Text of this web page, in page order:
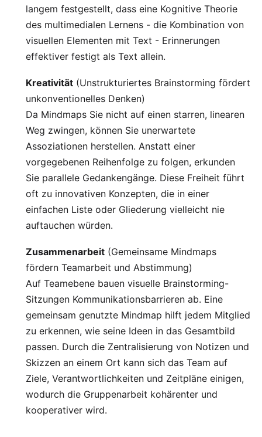
langem festgestellt, dass eine Kognitive Theorie
des multimedialen Lernens - die Kombination von
visuellen Elementen mit Text - Erinnerungen
effektiver festigt als Text allein.
Kreativität (Unstrukturiertes Brainstorming fördert
unkonventionelles Denken)
Da Mindmaps Sie nicht auf einen starren, linearen
Weg zwingen, können Sie unerwartete
Assoziationen herstellen. Anstatt einer
vorgegebenen Reihenfolge zu folgen, erkunden
Sie parallele Gedankengänge. Diese Freiheit führt
oft zu innovativen Konzepten, die in einer
einfachen Liste oder Gliederung vielleicht nie
auftauchen würden.
Zusammenarbeit (Gemeinsame Mindmaps
fördern Teamarbeit und Abstimmung)
Auf Teamebene bauen visuelle Brainstorming-
Sitzungen Kommunikationsbarrieren ab. Eine
gemeinsam genutzte Mindmap hilft jedem Mitglied
zu erkennen, wie seine Ideen in das Gesamtbild
passen. Durch die Zentralisierung von Notizen und
Skizzen an einem Ort kann sich das Team auf
Ziele, Verantwortlichkeiten und Zeitpläne einigen,
wodurch die Gruppenarbeit kohärenter und
kooperativer wird.